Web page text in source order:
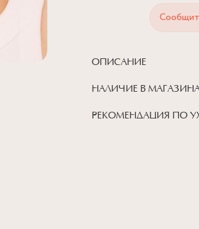
ОПИСАНИЕ
НАЛИЧИЕ В
РЕКОМЕНДАЦИЯ ПО